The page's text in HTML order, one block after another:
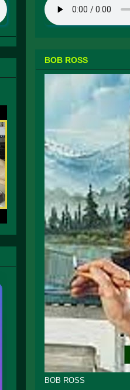
BOB ROSS
BOB ROSS